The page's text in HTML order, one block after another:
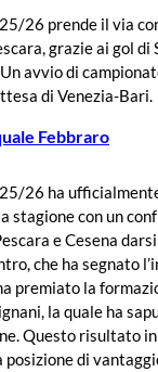
26 prende il via
grazie ai gol di
avvio di
di Venezia-Bari.
Febbraro
26 ha
stagione con un
e Cesena
che ha segnato
premiato la
la quale ha
Questo risultato
posizione di